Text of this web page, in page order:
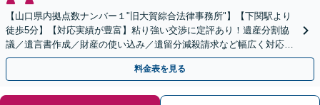
【山口県内拠点数ナンバー１"旧大賀綜合法律事務所"】【下関駅より
徒歩5分】【対応実績が豊富】粘り強い交渉に定評あり！遺産分割協
議／遺言書作成／財産の使い込み／遺留分減殺請求など幅広く対応い
たします。【周辺士業と連携】【当日相談OK】
料金表を見る